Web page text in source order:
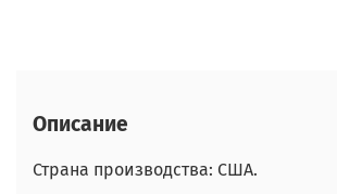
Описание
Страна производства: США.